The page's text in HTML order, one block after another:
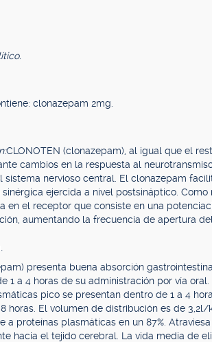
clonazepam 2mg.
CLONOTEN (clonazepam), al igual que el
cambios en la respuesta al
sistema nervioso central. El clonazepam
ejercida a nivel postsináptico.
en el receptor que consiste en una
aumentando la frecuencia de apertura
presenta buena absorción
1 a 4 horas de su administración por vía
pico se presentan dentro de 1 a 4
horas. El volumen de distribución es de
a proteínas plasmáticas en un 87%.
hacia el tejido cerebral. La vida media de